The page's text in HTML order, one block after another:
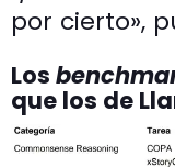
por cierto»,
Los
que los de